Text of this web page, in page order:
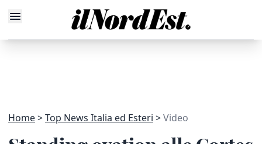
Home Top News Italia ed Esteri Video